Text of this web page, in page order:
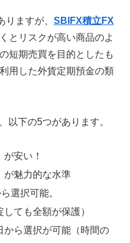
ますが、 SBIFX積立FX
とリスクが高い商品のよ
短期売買を目的としたも
用した外貨定期預金の類
以下の5つがあります。
安い！
が魅力的な水準
選択可能。
ても全額が保護）
から選択が可能（時間の